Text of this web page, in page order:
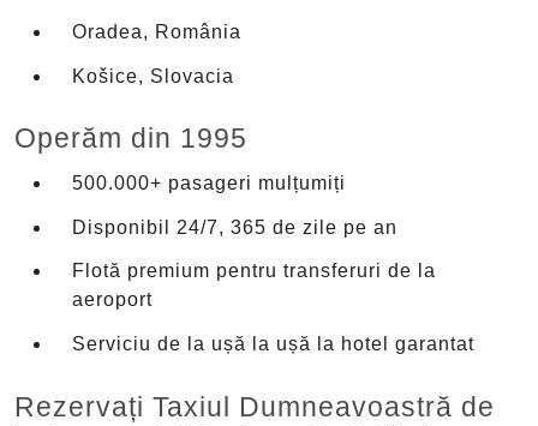
Oradea, România
Košice, Slovacia
Operăm din 1995
500.000+ pasageri mulțumiți
Disponibil 24/7, 365 de zile pe an
Flotă premium pentru transferuri de la
aeroport
Serviciu de la ușă la ușă la hotel garantat
Rezervați Taxiul Dumneavoastră de